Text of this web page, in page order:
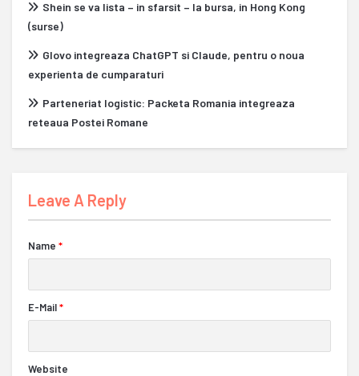
Shein se va lista – in sfarsit – la bursa, in Hong Kong
(surse)
Glovo integreaza ChatGPT si Claude, pentru o noua
experienta de cumparaturi
Parteneriat logistic: Packeta Romania integreaza
reteaua Postei Romane
Leave A Reply
Name *
E-Mail*
Website